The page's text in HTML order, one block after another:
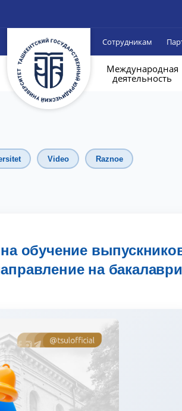
Сотрудникам
Международная
деятельность
Video Raznoe
обучение
на